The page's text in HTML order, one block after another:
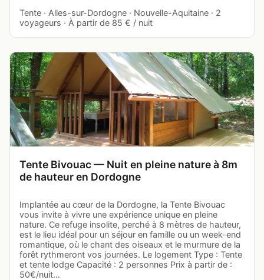
Tente · Alles-sur-Dordogne · Nouvelle-Aquitaine · 2
voyageurs · À partir de 85 € / nuit
Tente Bivouac — Nuit en pleine nature à 8m
de hauteur en Dordogne
Implantée au cœur de la Dordogne, la Tente Bivouac
vous invite à vivre une expérience unique en pleine
nature. Ce refuge insolite, perché à 8 mètres de hauteur,
est le lieu idéal pour un séjour en famille ou un week-end
romantique, où le chant des oiseaux et le murmure de la
forêt rythmeront vos journées. Le logement Type : Tente
et tente lodge Capacité : 2 personnes Prix à partir de :
50€/nuit…